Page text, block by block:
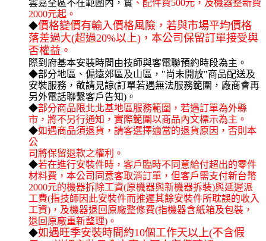
雲嘉全區不在範圍內，實 、配件費500元，及機器整新費
2000元起。
◆價格變價有輸入價格風險，若與市場平均價格
落差過大(超過20%以上)，本公司保留訂單接受與
否權益。
際到府基本安裝時間由技師與客電聯預約時段為主。
◆部分地區、偏遠郊區及山區，"尚未開放"商品配送及
安裝服務，敬請見諒(訂單若遇無法服務範圍，廠商會再
另外電話聯繫客戶告知)。
◆部分商品限北北基地區服務範圍，若遇訂單為外縣
市，將不另行通知，實際範圍以商品內文標示為主。
◆如遇商品須退貨，請客選擇適當的退貨原因，否則本
公
司將保留退款之權利。
◆若在進行安裝件時，客戶臨時不同意給付超出的零件
材料費，本公司同意客取消訂單，但客戶需支付新台幣
2000元的機器拆除工資(原機器與新機器拆裝)與延遲派
工費(指技師因此安裝件而推遲其餘安裝件所耽誤的收入
工資)，及機器退回原廠整修費(指機器含紙箱及包裝，
退回原廠重新整理)。
◆如遇旺季安裝時間約10個工作天以上(不含假